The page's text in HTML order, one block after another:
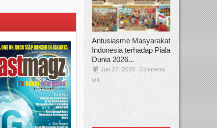
Antusiasme Masyarakat
Indonesia terhadap Piala
Dunia 2026...
Jun 27, 2026
Comments
Off